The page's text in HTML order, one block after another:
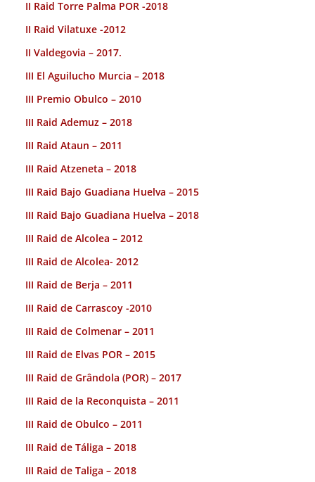
II Raid Torre Palma POR -2018
II Raid Vilatuxe -2012
II Valdegovia – 2017.
III El Aguilucho Murcia – 2018
III Premio Obulco – 2010
III Raid Ademuz – 2018
III Raid Ataun – 2011
III Raid Atzeneta – 2018
III Raid Bajo Guadiana Huelva – 2015
III Raid Bajo Guadiana Huelva – 2018
III Raid de Alcolea – 2012
III Raid de Alcolea- 2012
III Raid de Berja – 2011
III Raid de Carrascoy -2010
III Raid de Colmenar – 2011
III Raid de Elvas POR – 2015
III Raid de Grândola (POR) – 2017
III Raid de la Reconquista – 2011
III Raid de Obulco – 2011
III Raid de Táliga – 2018
III Raid de Taliga – 2018